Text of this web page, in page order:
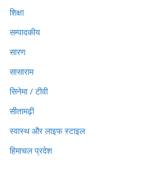
शिक्षा
सम्पादकीय
सारण
सासाराम
सिनेमा / टीवी
सीतामढ़ी
स्वास्थ और लाइफ स्टाइल
हिमाचल प्रदेश